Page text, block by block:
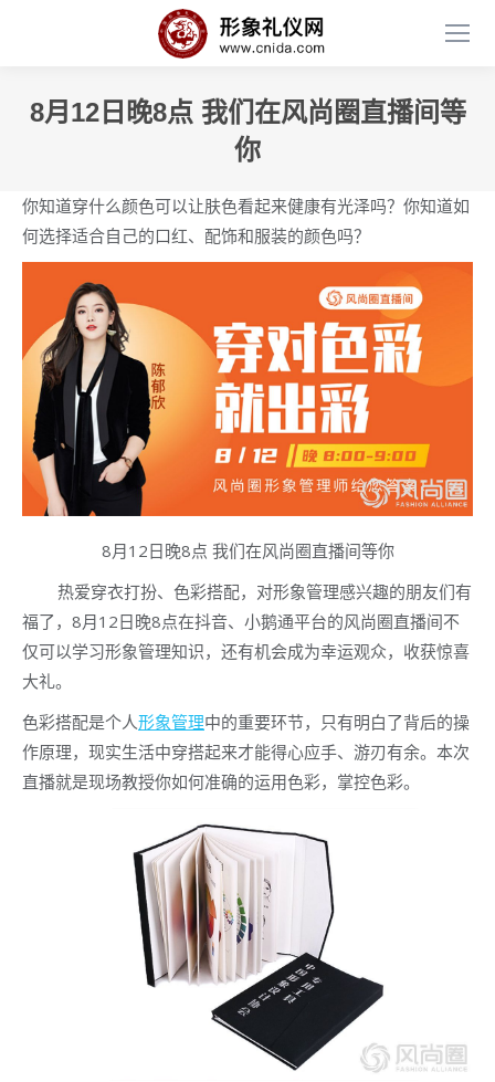
8月12日晚8点 我们在风尚圈直播间等
你
你知道穿什么颜色可以让肤色看起来健康有光泽吗？你知道如
何选择适合自己的口红、配饰和服装的颜色吗？
8月12日晚8点 我们在风尚圈直播间等你
热爱穿衣打扮、色彩搭配，对形象管理感兴趣的朋友们有
福了，8月12日晚8点在抖音、小鹅通平台的风尚圈直播间不
仅可以学习形象管理知识，还有机会成为幸运观众，收获惊喜
大礼。
色彩搭配是个人形象管理中的重要环节，只有明白了背后的操
作原理，现实生活中穿搭起来才能得心应手、游刃有余。本次
直播就是现场教授你如何准确的运用色彩，掌控色彩。